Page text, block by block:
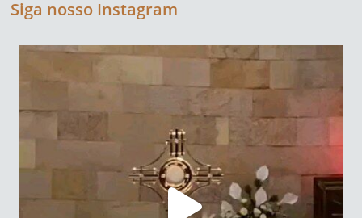
Siga nosso Instagram